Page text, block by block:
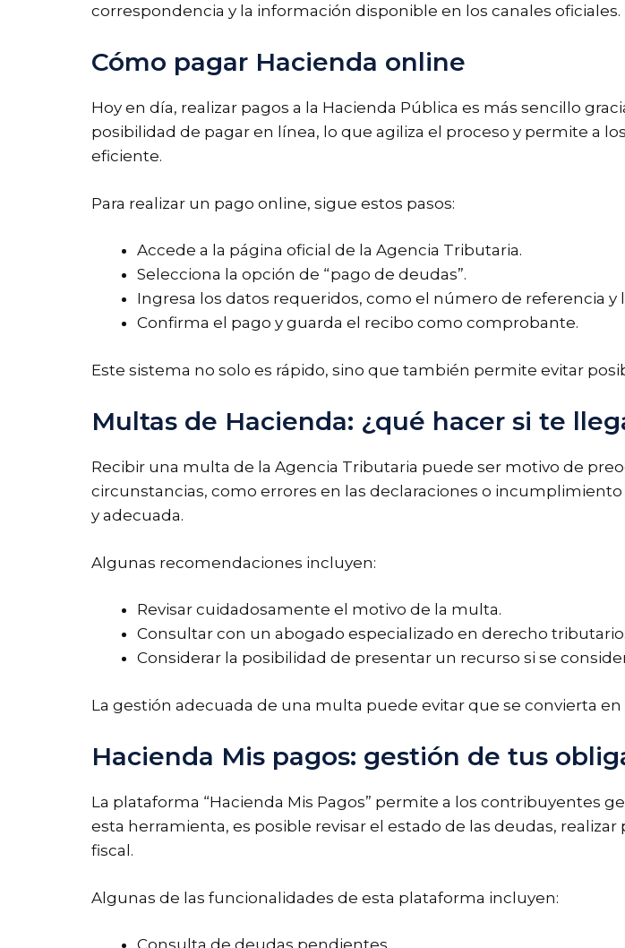
correspondencia y la información disponible en los canales oficiales.
Cómo pagar Hacienda online
Hoy en día, realizar pagos a la Hacienda Pública es más sencillo
posibilidad de pagar en línea, lo que agiliza el proceso y permite a
eficiente.
Para realizar un pago online, sigue estos pasos:
Accede a la página oficial de la Agencia Tributaria.
Selecciona la opción de “pago de deudas”.
Ingresa los datos requeridos, como el número de referencia y
Confirma el pago y guarda el recibo como comprobante.
Este sistema no solo es rápido, sino que también permite evitar
Multas de Hacienda: ¿qué hacer si te
Recibir una multa de la Agencia Tributaria puede ser motivo de
circunstancias, como errores en las declaraciones o
y adecuada.
Algunas recomendaciones incluyen:
Revisar cuidadosamente el motivo de la multa.
Consultar con un abogado especializado en derecho tributario.
Considerar la posibilidad de presentar un recurso si se
La gestión adecuada de una multa puede evitar que se convierta
Hacienda Mis pagos: gestión de tus
La plataforma “Hacienda Mis Pagos” permite a los contribuyentes
esta herramienta, es posible revisar el estado de las deudas,
fiscal.
Algunas de las funcionalidades de esta plataforma incluyen: